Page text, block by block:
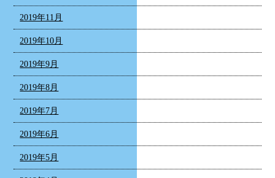
2019年11月
2019年10月
2019年9月
2019年8月
2019年7月
2019年6月
2019年5月